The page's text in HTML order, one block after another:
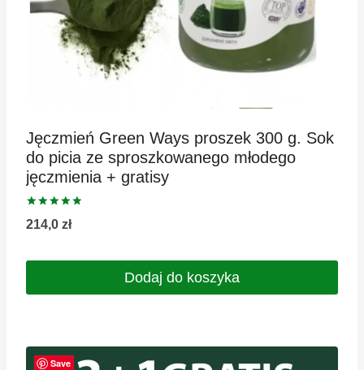
Jęczmień Green Ways proszek 300 g. Sok
do picia ze sproszkowanego młodego
jęczmienia + gratisy
Oceniono
5.00
214,0 zł
Dodaj do koszyka
Save